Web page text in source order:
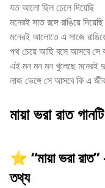
যত আলো ছিল ঢেলে দিয়েছি
মনেরই সাত রঙ্গে রাঙিয়ে দিয়েছি
মনেরই আলোতে এ সাজে
পথ চেয়ে আছি বসে আসবে সে
এই মন মন মন খুলেছে মনেরই
লাজ ভেঙ্গে সে আসবে কি এ
মায়া ভরা রাত
⭐ “মায়া ভরা রাত”
তথ্য